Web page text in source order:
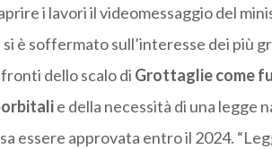
i lavori il videomessaggio del
si è soffermato sull’interesse dei più
dello scalo di Grottaglie come
e della necessità di una legge
essere approvata entro il 2024.